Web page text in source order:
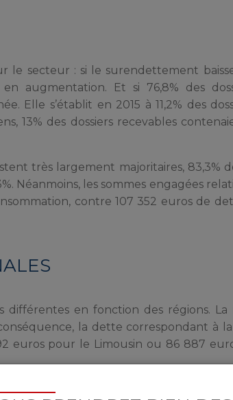
le secteur : si le surendettement
en augmentation. Et si 76,8% des
Elle s’établit en 2015 à 11,2% des
13% des dossiers recevables
très largement majoritaires, 83,3%
Néanmoins, les sommes engagées
contre 107 352 euros de
différentes en fonction des régions. La
la dette correspondant à
euros pour le Limousin ou 86 887
particulièrement favorable en ce